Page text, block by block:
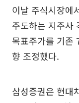
이날 주식시장에
주도하는 지주사
목표주가를 기존
향 조정했다.
삼성증권은 현대